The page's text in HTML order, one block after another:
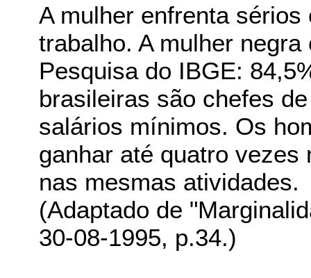
A mulher enfrenta
trabalho. A mulher
Pesquisa do IBGE:
brasileiras são chefes
salários mínimos. Os
ganhar até quatro
nas mesmas atividades.
(Adaptado de
30-08-1995, p.34.)